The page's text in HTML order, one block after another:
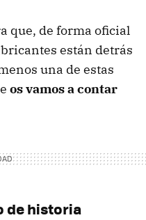
que, de forma oficial
están detrás
una de estas
os vamos a contar
de historia